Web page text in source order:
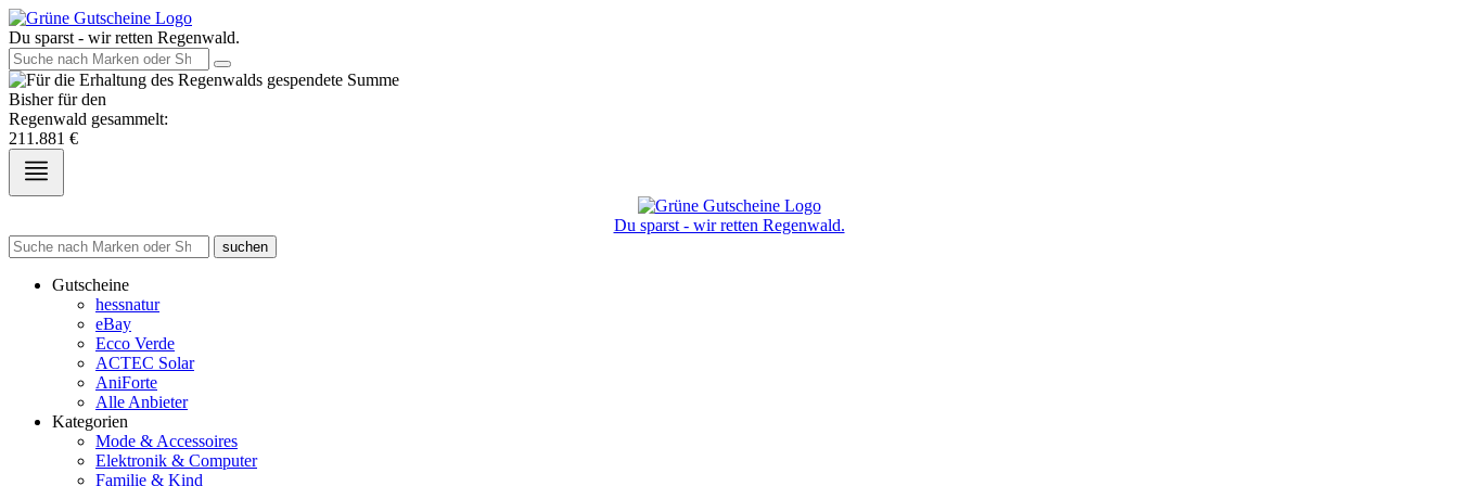
Du sparst - wir retten Regenwald.
Bisher für den
Regenwald gesammelt:
211.881 €
Du sparst - wir retten Regenwald.
suchen
Gutscheine
hessnatur
eBay
Ecco Verde
ACTEC Solar
AniForte
Alle Anbieter
Kategorien
Mode & Accessoires
Elektronik & Computer
Familie & Kind